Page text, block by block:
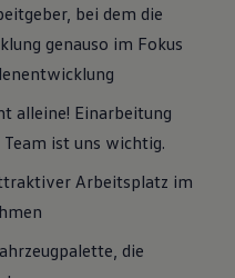
bei dem die
genauso im Fokus
alleine! Einarbeitung
ist uns wichtig.
Arbeitsplatz im
die